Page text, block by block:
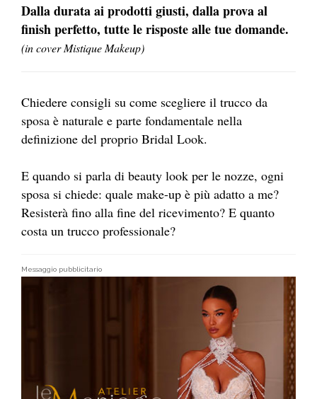
Dalla durata ai prodotti giusti, dalla prova al
finish perfetto, tutte le risposte alle tue domande.
(in cover Mistique Makeup)
Chiedere consigli su come scegliere il trucco da
sposa è naturale e parte fondamentale nella
definizione del proprio Bridal Look.
E quando si parla di beauty look per le nozze, ogni
sposa si chiede: quale make-up è più adatto a me?
Resisterà fino alla fine del ricevimento? E quanto
costa un trucco professionale?
Messaggio pubblicitario